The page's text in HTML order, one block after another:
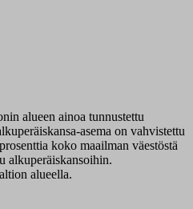
alueen ainoa tunnustettu
asema on vahvistettu
koko maailman väestöstä
alkuperäiskansoihin.
alueella.